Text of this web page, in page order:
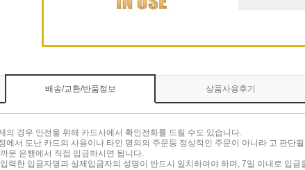
배송/교환/반품정보 상품사용후기
의 경우 안전을 위해 카드사에서 확인전화를 드릴 수도 있습니다.
에서 도난 카드의 사용이나 타인 명의의 주문등 정상적인 주문이 아니라 고 판단
운 은행에서 직접 입금하시면 됩니다.
력한 입금자명과 실제입금자의 성명이 반드시 일치하여야 하며, 7일 이내로 입